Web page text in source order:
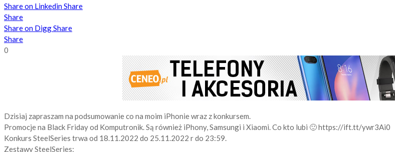
Share on LinkedinShare
Share
Share on DiggShare
Share
0
Dzisiaj zapraszam na podsumowanie co na moim iPhonie wraz z konkursem.
Promocje na Black Friday od Komputronik. Są również iPhony, Samsungi i Xiaomi. Co kto lubi 🙂 https://ift.tt/ywr3Ai0
Konkurs SteelSeries trwa od 18.11.2022 do 25.11.2022 r do 23:59.
Zestawy SteelSeries: